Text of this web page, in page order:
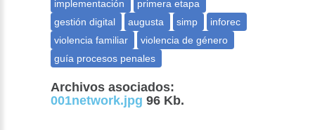
Archivos asociados:
001network.jpg 96 Kb.